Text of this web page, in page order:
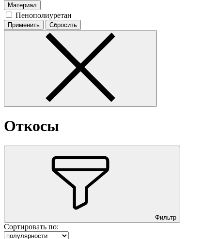
Материал
Пенополиуретан
Откосы
Фильтр
Сортировать по: